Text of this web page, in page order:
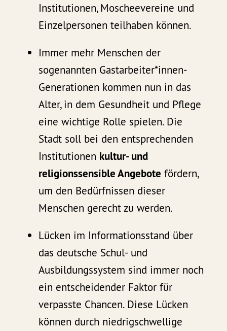
Institutionen, Moscheevereine und
Einzelpersonen teilhaben können.
Immer mehr Menschen der
sogenannten Gastarbeiter*innen-
Generationen kommen nun in das
Alter, in dem Gesundheit und Pflege
eine wichtige Rolle spielen. Die
Stadt soll bei den entsprechenden
Institutionen kultur- und
religionssensible Angebote fördern,
um den Bedürfnissen dieser
Menschen gerecht zu werden.
Lücken im Informationsstand über
das deutsche Schul- und
Ausbildungssystem sind immer noch
ein entscheidender Faktor für
verpasste Chancen. Diese Lücken
können durch niedrigschwellige